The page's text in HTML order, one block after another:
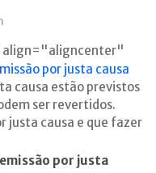
causa estão previstos
ser revertidos.
justa causa e que fazer
por justa